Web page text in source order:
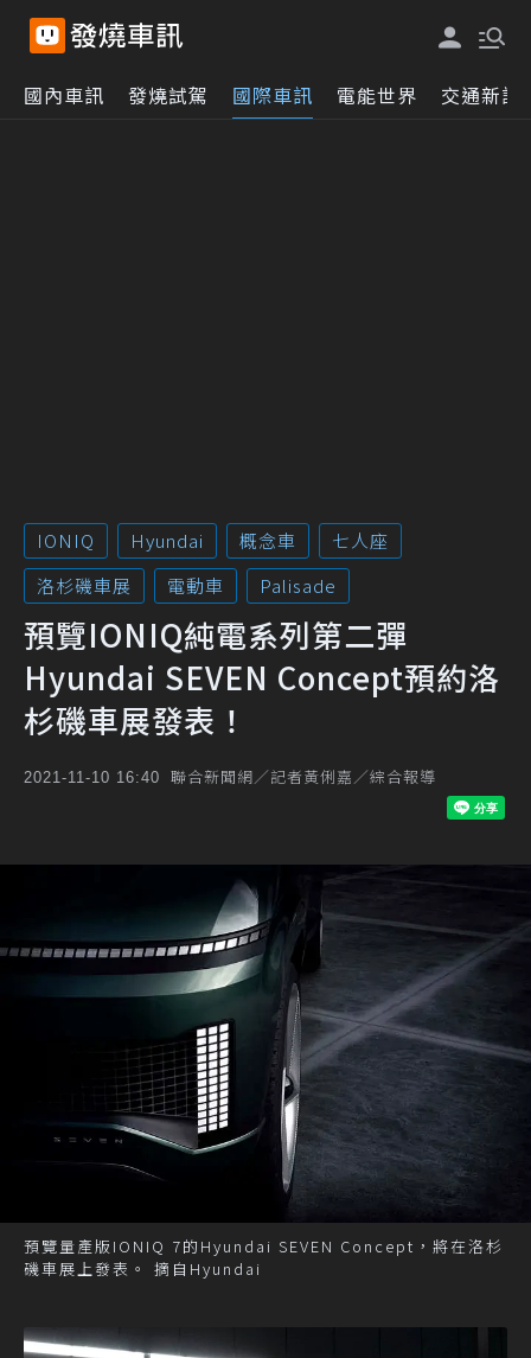
國內車訊 發燒試駕 國際車訊 電能世界 交通新訊
IONIQ Hyundai 概念車
七人座
洛杉磯車展
電動車 Palisade
預覽IONIQ純電系列第二彈
Hyundai SEVEN Concept預約洛
杉磯車展發表！
2021-11-10 16:40 聯合新聞網／記者黃俐嘉／綜合報導
預覽量產版IONIQ 7的Hyundai SEVEN Concept，將在洛杉
磯車展上發表。 摘自Hyundai